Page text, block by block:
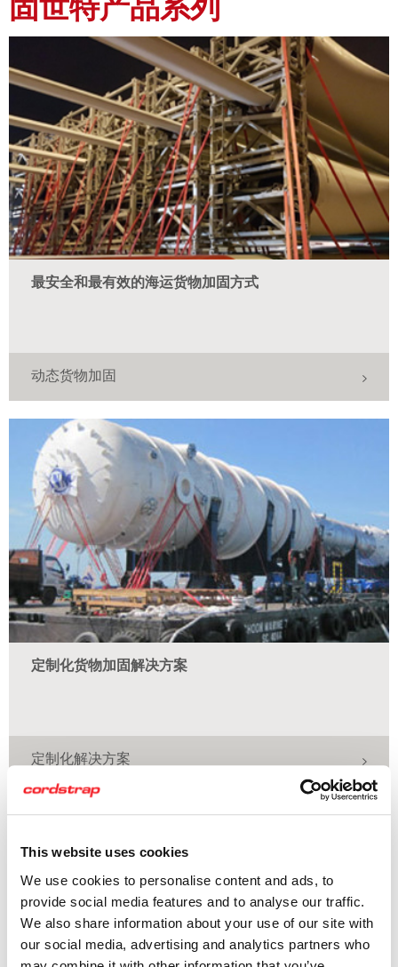
This website uses cookies
We use cookies to personalise content and ads, to
provide social media features and to analyse our traffic.
We also share information about your use of our site with
our social media, advertising and analytics partners who
固世特产品系列
最安全和最有效的海运货物加固方式
动态货物加固
定制化货物加固解决方案
定制化解决方案